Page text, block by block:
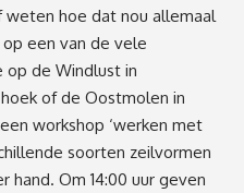
hoe dat nou allemaal
een van de vele
op de Windlust in
of de Oostmolen in
workshop ‘werken met
soorten zeilvormen
Om 14:00 uur geven